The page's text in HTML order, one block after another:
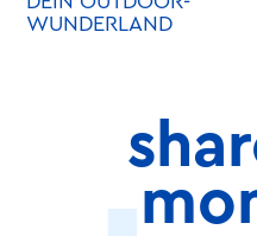
WUNDERLAND